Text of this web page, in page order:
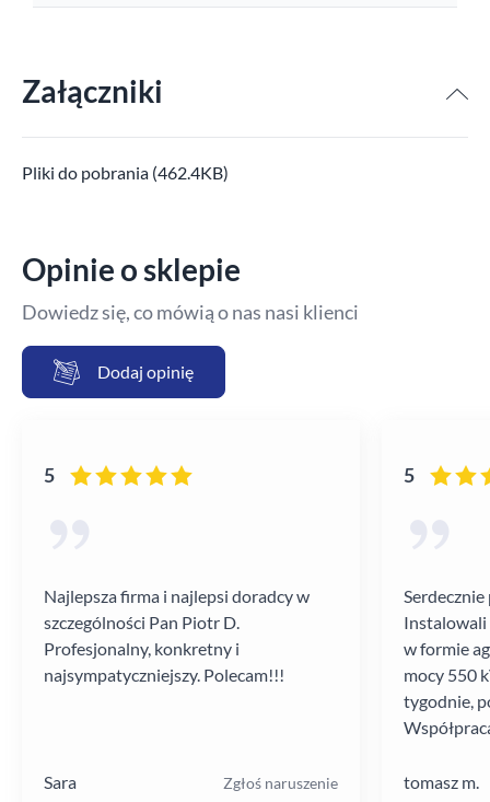
Załączniki
Pliki do pobrania (462.4KB)
Opinie o sklepie
Dowiedz się, co mówią o nas nasi klienci
Dodaj opinię
5
Najlepsza firma i najlepsi doradcy w
szczególności Pan Piotr D.
Profesjonalny, konkretny i
najsympatyczniejszy. Polecam!!!
Sara Zgłoś naruszenie
5
Instalowali
w formie
mocy 550
tygodnie,
tomasz m.